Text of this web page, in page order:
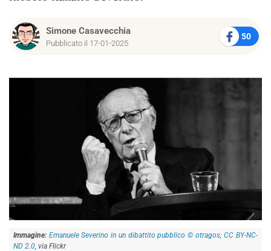
Simone Casavecchia
Pubblicato il 17-01-2025
50
Emanuele Severino in un dibattito pubblico © otragos; CC BY-NC-
ND 2.0 , via Flickr